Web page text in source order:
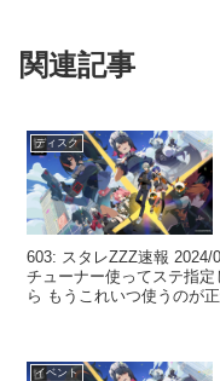
関連記事
ディスク
603: スタレZZZ速報 2024/
チューナー使ってステ指
ら もうこれいつ使うのが
イベント